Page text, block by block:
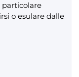
particolare
o esulare dalle